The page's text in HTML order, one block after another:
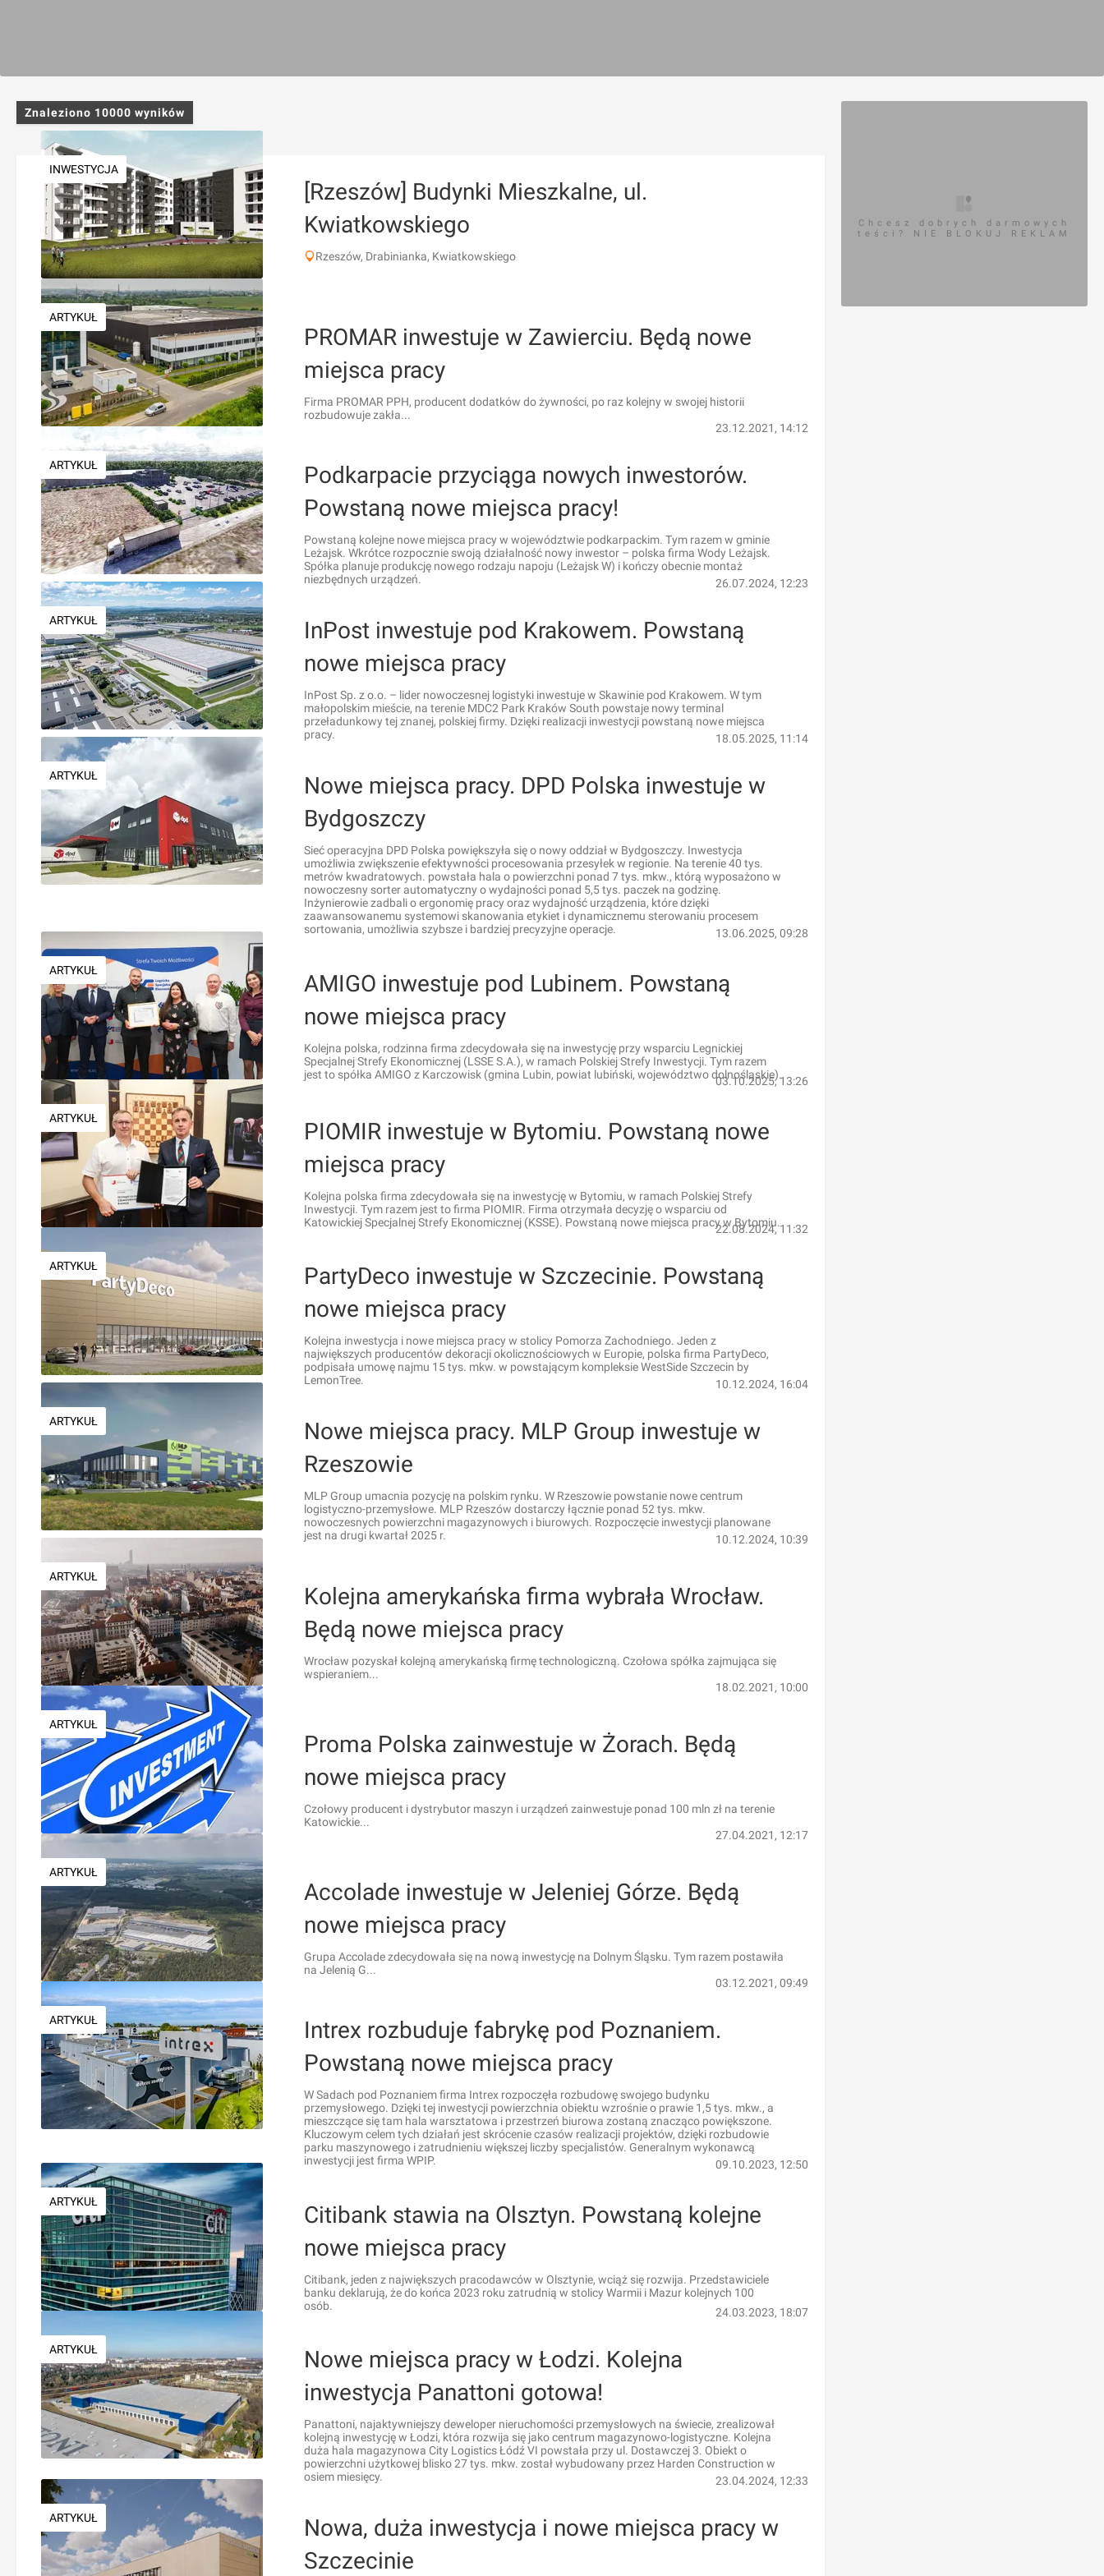
Znaleziono 10000 wyników
INWESTYCJA
[Rzeszów] Budynki Mieszkalne, ul.
Kwiatkowskiego
Rzeszów, Drabinianka, Kwiatkowskiego
ARTYKUŁ
PROMAR inwestuje w Zawierciu. Będą nowe
miejsca pracy
Firma PROMAR PPH, producent dodatków do żywności, po raz kolejny w swojej historii
rozbudowuje zakła...
23.12.2021, 14:12
ARTYKUŁ
Podkarpacie przyciąga nowych inwestorów.
Powstaną nowe miejsca pracy!
Powstaną kolejne nowe miejsca pracy w województwie podkarpackim. Tym razem w gminie
Leżajsk. Wkrótce rozpocznie swoją działalność nowy inwestor – polska firma Wody Leżajsk.
Spółka planuje produkcję nowego rodzaju napoju (Leżajsk W) i kończy obecnie montaż
niezbędnych urządzeń.
26.07.2024, 12:23
ARTYKUŁ
InPost inwestuje pod Krakowem. Powstaną
nowe miejsca pracy
InPost Sp. z o.o. – lider nowoczesnej logistyki inwestuje w Skawinie pod Krakowem. W tym
małopolskim mieście, na terenie MDC2 Park Kraków South powstaje nowy terminal
przeładunkowy tej znanej, polskiej firmy. Dzięki realizacji inwestycji powstaną nowe miejsca
pracy.
18.05.2025, 11:14
ARTYKUŁ
Nowe miejsca pracy. DPD Polska inwestuje w
Bydgoszczy
Sieć operacyjna DPD Polska powiększyła się o nowy oddział w Bydgoszczy. Inwestycja
umożliwia zwiększenie efektywności procesowania przesyłek w regionie. Na terenie 40 tys.
metrów kwadratowych. powstała hala o powierzchni ponad 7 tys. mkw., którą wyposażono w
nowoczesny sorter automatyczny o wydajności ponad 5,5 tys. paczek na godzinę.
Inżynierowie zadbali o ergonomię pracy oraz wydajność urządzenia, które dzięki
zaawansowanemu systemowi skanowania etykiet i dynamicznemu sterowaniu procesem
sortowania, umożliwia szybsze i bardziej precyzyjne operacje.
13.06.2025, 09:28
ARTYKUŁ
AMIGO inwestuje pod Lubinem. Powstaną
nowe miejsca pracy
Kolejna polska, rodzinna firma zdecydowała się na inwestycję przy wsparciu Legnickiej
Specjalnej Strefy Ekonomicznej (LSSE S.A.), w ramach Polskiej Strefy Inwestycji. Tym razem
jest to spółka AMIGO z Karczowisk (gmina Lubin, powiat lubiński, województwo dolnośląskie).
03.10.2025, 13:26
ARTYKUŁ
PIOMIR inwestuje w Bytomiu. Powstaną nowe
miejsca pracy
Kolejna polska firma zdecydowała się na inwestycję w Bytomiu, w ramach Polskiej Strefy
Inwestycji. Tym razem jest to firma PIOMIR. Firma otrzymała decyzję o wsparciu od
Katowickiej Specjalnej Strefy Ekonomicznej (KSSE). Powstaną nowe miejsca pracy w Bytomiu.
22.08.2024, 11:32
ARTYKUŁ
PartyDeco inwestuje w Szczecinie. Powstaną
nowe miejsca pracy
Kolejna inwestycja i nowe miejsca pracy w stolicy Pomorza Zachodniego. Jeden z
największych producentów dekoracji okolicznościowych w Europie, polska firma PartyDeco,
podpisała umowę najmu 15 tys. mkw. w powstającym kompleksie WestSide Szczecin by
LemonTree.
10.12.2024, 16:04
ARTYKUŁ
Nowe miejsca pracy. MLP Group inwestuje w
Rzeszowie
MLP Group umacnia pozycję na polskim rynku. W Rzeszowie powstanie nowe centrum
logistyczno-przemysłowe. MLP Rzeszów dostarczy łącznie ponad 52 tys. mkw.
nowoczesnych powierzchni magazynowych i biurowych. Rozpoczęcie inwestycji planowane
jest na drugi kwartał 2025 r.
10.12.2024, 10:39
ARTYKUŁ
Kolejna amerykańska firma wybrała Wrocław.
Będą nowe miejsca pracy
Wrocław pozyskał kolejną amerykańską firmę technologiczną. Czołowa spółka zajmująca się
wspieraniem...
18.02.2021, 10:00
ARTYKUŁ
Proma Polska zainwestuje w Żorach. Będą
nowe miejsca pracy
Czołowy producent i dystrybutor maszyn i urządzeń zainwestuje ponad 100 mln zł na terenie
Katowickie...
27.04.2021, 12:17
ARTYKUŁ
Accolade inwestuje w Jeleniej Górze. Będą
nowe miejsca pracy
Grupa Accolade zdecydowała się na nową inwestycję na Dolnym Śląsku. Tym razem postawiła
na Jelenią G...
03.12.2021, 09:49
ARTYKUŁ
Intrex rozbuduje fabrykę pod Poznaniem.
Powstaną nowe miejsca pracy
W Sadach pod Poznaniem firma Intrex rozpoczęła rozbudowę swojego budynku
przemysłowego. Dzięki tej inwestycji powierzchnia obiektu wzrośnie o prawie 1,5 tys. mkw., a
mieszczące się tam hala warsztatowa i przestrzeń biurowa zostaną znacząco powiększone.
Kluczowym celem tych działań jest skrócenie czasów realizacji projektów, dzięki rozbudowie
parku maszynowego i zatrudnieniu większej liczby specjalistów. Generalnym wykonawcą
inwestycji jest firma WPIP.
09.10.2023, 12:50
ARTYKUŁ
Citibank stawia na Olsztyn. Powstaną kolejne
nowe miejsca pracy
Citibank, jeden z największych pracodawców w Olsztynie, wciąż się rozwija. Przedstawiciele
banku deklarują, że do końca 2023 roku zatrudnią w stolicy Warmii i Mazur kolejnych 100
osób.
24.03.2023, 18:07
ARTYKUŁ
Nowe miejsca pracy w Łodzi. Kolejna
inwestycja Panattoni gotowa!
Panattoni, najaktywniejszy deweloper nieruchomości przemysłowych na świecie, zrealizował
kolejną inwestycję w Łodzi, która rozwija się jako centrum magazynowo-logistyczne. Kolejna
duża hala magazynowa City Logistics Łódź VI powstała przy ul. Dostawczej 3. Obiekt o
powierzchni użytkowej blisko 27 tys. mkw. został wybudowany przez Harden Construction w
osiem miesięcy.
23.04.2024, 12:33
ARTYKUŁ
Nowa, duża inwestycja i nowe miejsca pracy w
Szczecinie
Chcesz dobrych darmowych
teści? NIE BLOKUJ REKLAM